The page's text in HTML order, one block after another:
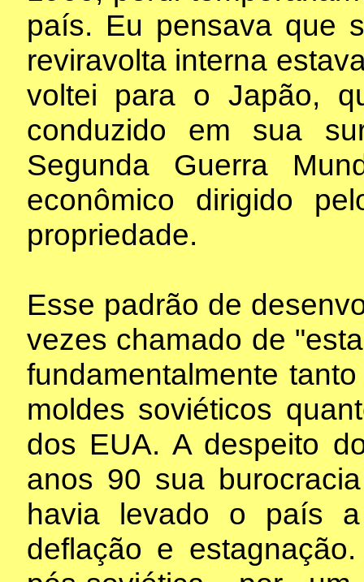
país. Eu pensava que
reviravolta interna
voltei para o Japão,
conduzido em sua
Segunda Guerra
econômico dirigido
propriedade.
Esse padrão de
vezes chamado de
fundamentalmente
moldes soviéticos
dos EUA. A despeito
anos 90 sua
havia levado o país
deflação e